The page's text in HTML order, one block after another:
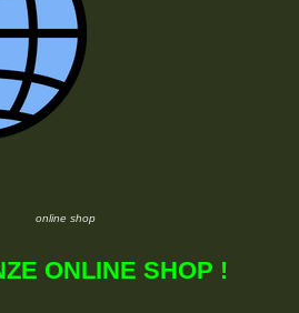
online shop
ONLINE SHOP !